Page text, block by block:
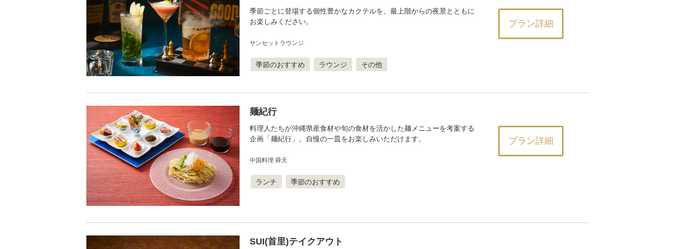
季節ごとに登場する個性豊かなカクテルを、最上階からの夜景とともに
お楽しみください。
サンセットラウンジ
季節のおすすめ ラウンジ その他
プラン詳細
麺紀行
料理人たちが沖縄県産食材や旬の食材を活かした麺メニューを考案する
企画「麺紀行」。自慢の一皿をお楽しみいただけます。
中国料理 舜天
ランチ 季節のおすすめ
プラン詳細
SUI(首里)テイクアウト